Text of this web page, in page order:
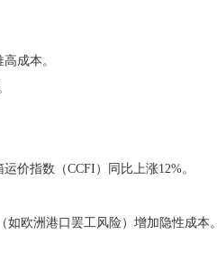
成本。
价指数（CCFI）同比上涨12%。
欧洲港口罢工风险）增加隐性成本。